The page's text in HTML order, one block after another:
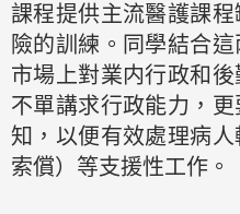
課程提供主流醫護課
險的訓練。同學結合
市場上對業内行政和
不單講求行政能力，
知，以便有效處理病
索償）等支援性工作。